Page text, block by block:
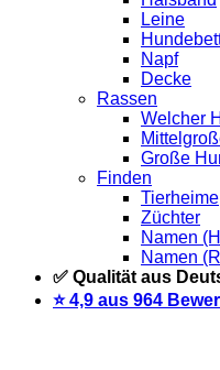
Leine
Napf
Decke
Rassen
Welcher
Große
Finden
Tierheime
Züchter
Namen
Namen
✅ Qualität aus
⭐️ 4,9 aus 964